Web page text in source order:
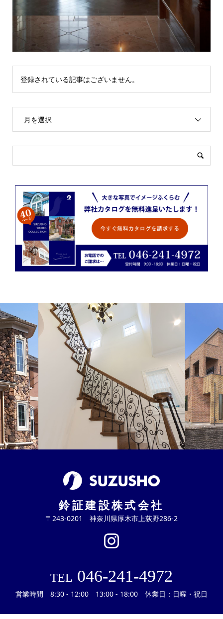
登録されている記事はございません。
月を選択
鈴証建設株式会社
〒243-0201 神奈川県厚木市上荻野286-2
TEL 046-241-4972
営業時間 8:30 - 12:00 13:00 - 18:00 休業日：日曜・祝日